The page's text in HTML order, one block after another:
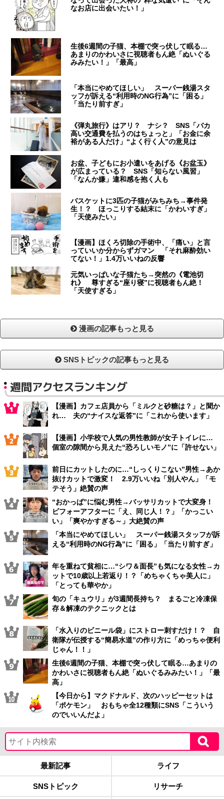
なお店に出会いたい！」
生後6週間の子猫、本棚で突っ伏して眠る…
あまりのかわいさに視聴者もん絶「ぬいぐる
みみたい！」「最高」
「本当にやめてほしい」 スーパー銭湯スタ
ッフが訴える“利用時のNG行為”に「困る」
「当たり前すぎ」
《弾丸旅行》はアリ？ ナシ？ SNS「バカ
高い交通費を払うのはちょっと」「お金に余
裕がある人だけ」“よく行く人”の意見は
お盆、子どもにお小遣いをあげる《お盆玉》
が広まっている？ SNS「知らない風習」
「なんか嫌」違和感を抱く人も
バスケットに3匹の子猫がみちみち→事件発
生！？ ほっこりする結末に「かわいすぎ」
「天使みたい」
【漫画】ほくろ切除の手術中、「痛い」と言
っていいか分からずガマン 「それ麻酔効い
てない！」1.4万いいねの反響
元気いっぱいな子猫たち→突然の《電池切
れ》 尊すぎる“座り寝”に視聴者もん絶！
「天使すぎる」
漫画の記事もっと見る
SNSトピックの記事もっと見る
週間アクセスランキング
【漫画】カフェ店員から「ミルクと砂糖は？」と聞か
れ… 夫の“ナイスな返答”に「これから使います」
【漫画】小学校で人気の男性教師が女子トイレに…
個室の隙間から見えた“恐ろしいモノ”に「許せない」
前日にカットしたのに…“しっくりこない”男性→あか
抜けカットで激変！ 2.9万いいね「別人やん」「モ
テそう」絶賛の声
“おかっぱ”に悩む男性→バッサリカットで大変身！
ビフォーアフターに「え、同じ人！？」「かっこい
い」「爽やかすぎる～」大絶賛の声
「本当にやめてほしい」 スーパー銭湯スタッフが訴
える“利用時のNG行為”に「困る」「当たり前すぎ」
年を重ねて貧相に…“シワ＆面長”も気になる女性→カ
ットで10歳以上若返り！？「めちゃくちゃ美人に」
「とっても華やか」
旬の「キュウリ」が3週間長持ち？ まるごと冷凍保
存＆解凍のテクニックとは
「水入りのビニール袋」にストロー刺すだけ！？ 自
衛隊が伝授する“簡易水道”の作り方に「めっちゃ便利
じゃん！！」
生後6週間の子猫、本棚で突っ伏して眠る…あまりの
かわいさに視聴者もん絶「ぬいぐるみみたい！」「最
高」
【今日から】マクドナルド、次のハッピーセットは
「ポケモン」 おもちゃ全12種類にSNS「こういう
のでいいんだよ」
最新記事 ライフ
SNSトピック リサーチ